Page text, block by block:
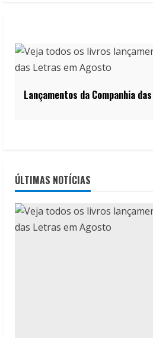
Lançamentos da Companhia
ÚLTIMAS NOTÍCIAS